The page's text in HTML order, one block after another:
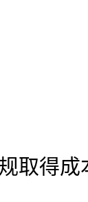
取得成